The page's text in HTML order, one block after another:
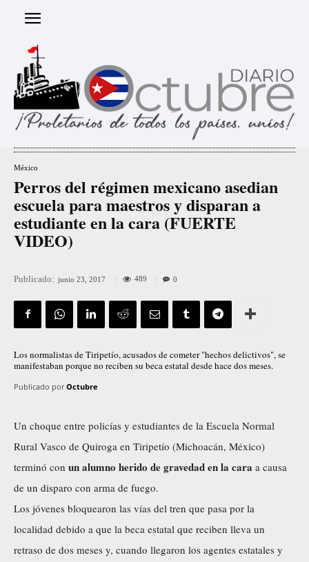
México
Perros del régimen mexicano asedian
escuela para maestros y disparan a
estudiante en la cara (FUERTE
VIDEO)
Publicado: junio 23, 2017 489 0
Los normalistas de Tiripetío, acusados de cometer "hechos delictivos", se
manifestaban porque no reciben su beca estatal desde hace dos meses.
Publicado por Octubre
Un choque entre policías y estudiantes de la Escuela Normal
Rural Vasco de Quiroga en Tiripetío (Michoacán, México)
terminó con un alumno herido de gravedad en la cara a causa
de un disparo con arma de fuego.
Los jóvenes bloquearon las vías del tren que pasa por la
localidad debido a que la beca estatal que reciben lleva un
retraso de dos meses y, cuando llegaron los agentes estatales y